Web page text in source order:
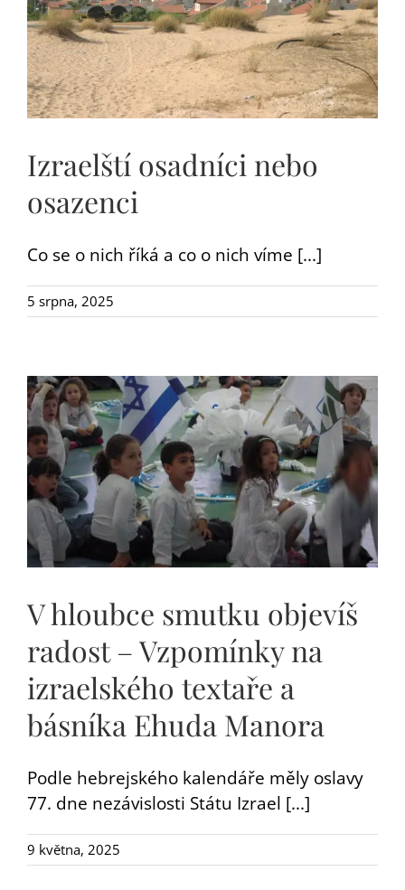
DARY
Izraelští osadníci nebo
osazenci
Co se o nich říká a co o nich víme [...]
5 srpna, 2025
V hloubce smutku objevíš
radost – Vzpomínky na
izraelského textaře a
básníka Ehuda Manora
Podle hebrejského kalendáře měly oslavy
77. dne nezávislosti Státu Izrael [...]
9 května, 2025